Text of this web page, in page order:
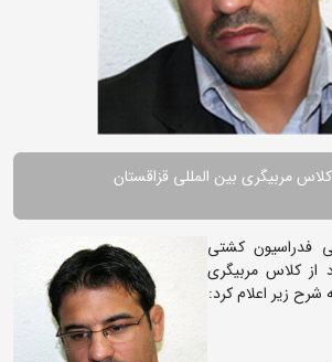
کلاس مربیگری بین المللی قزاقستان
فدراسیون کشتی
از کلاس مربیگری
شرح زیر اعلام کرد: